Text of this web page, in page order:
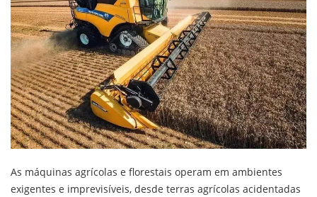
As máquinas agrícolas e florestais operam em ambientes
exigentes e imprevisíveis, desde terras agrícolas acidentadas